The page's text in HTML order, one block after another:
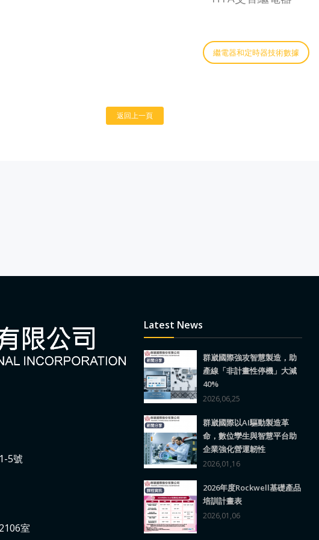
繼電器和定時器技術數據
返回上一頁
5號
室
Latest News
群崴國際強攻智慧製造，助
產線「非計畫性停機」大減
40%
2026,06,25
群崴國際以AI驅動製造革
命，數位孿生與智慧平台助
企業強化營運韌性
2026,01,16
2026年度Rockwell基礎產品
培訓計畫表
2026,01,06